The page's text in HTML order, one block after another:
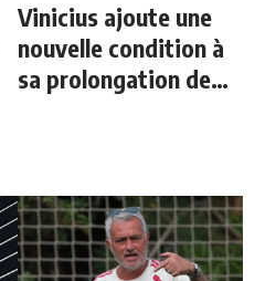
Vinicius ajoute une
nouvelle condition à
sa prolongation de